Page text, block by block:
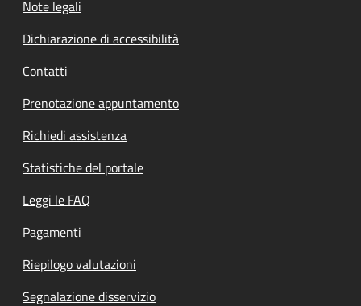
Note legali
Dichiarazione di accessibilità
Contatti
Prenotazione appuntamento
Richiedi assistenza
Statistiche del portale
Leggi le FAQ
Pagamenti
Riepilogo valutazioni
Segnalazione disservizio